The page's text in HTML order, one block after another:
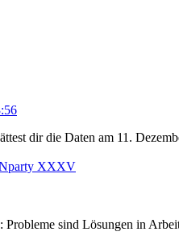
dir die Daten am 11.
XXXV
Probleme sind Lösungen in